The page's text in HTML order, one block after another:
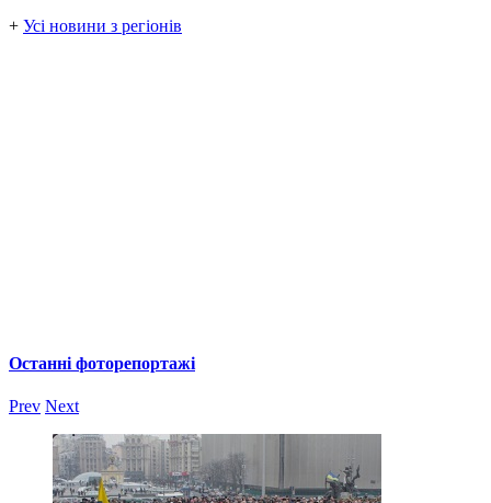
+ Усі новини з регіонів
Останні фоторепортажі
Prev Next